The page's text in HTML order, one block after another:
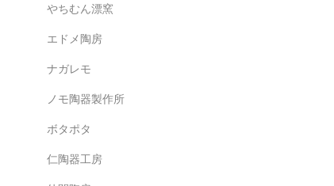
やちむん漂窯
エドメ陶房
ナガレモ
ノモ陶器製作所
ボタポタ
仁陶器工房